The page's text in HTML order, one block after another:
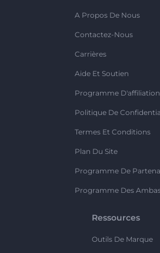
A Propos De Nous
Contactez-Nous
Carrières
Aide Et Soutien
Programme D'affiliation
Politique De
Termes Et Conditions
Plan Du Site
Programme De
Programme Des
Ressources
Outils De Marque